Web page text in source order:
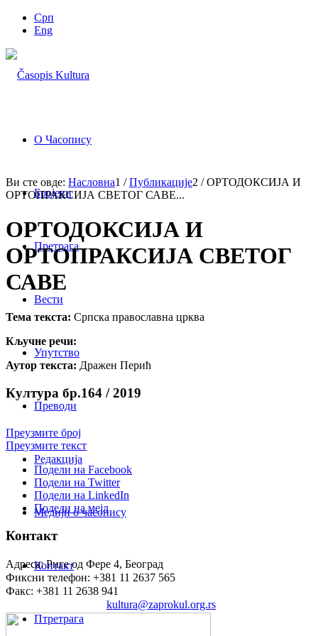
Срп
Eng
О Часопису
Бројеви
Претрага
Вести
Упутство
Преводи
Редакција
Медији о часопису
Контакт
Птретрага
Ви сте овде: Насловна1 / Публикације2 / ОРТОДОКСИЈА И
ОРТОПРАКСИЈА СВЕТОГ САВЕ...
ОРТОДОКСИЈА И
ОРТОПРАКСИЈА СВЕТОГ
САВЕ
Тема текста: Српска православна црква
Кључне речи:
Аутор текста: Дражен Перић
Култура бр.164 / 2019
Преузмите број
Преузмите текст
Подели на Facebook
Подели на Twitter
Подели на LinkedIn
Подели на мејл
Контакт
Адреса: Риге од Фере 4, Београд
Фиксни телефон: +381 11 2637 565
Факс: +381 11 2638 941
kultura@zaprokul.org.rs